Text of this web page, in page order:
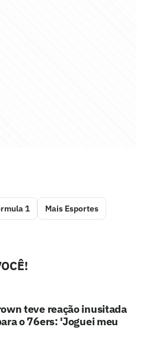
1 Mais Esportes
teve reação inusitada
o 76ers: 'Joguei meu